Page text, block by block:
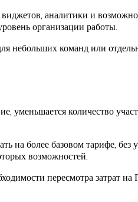
аналитики и
организации работы.
небольших команд или
количество
на более базовом тарифе,
возможностей.
пересмотра затрат